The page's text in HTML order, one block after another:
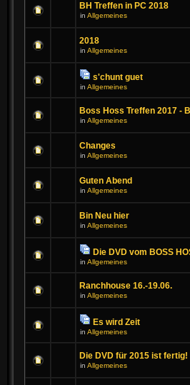
BH Treffen in PC 2018
in Allgemeines
2018
in Allgemeines
s'chunt guet
in Allgemeines
Boss Hoss Treffen 2017 -
in Allgemeines
Changes
in Allgemeines
Guten Abend
in Allgemeines
Bin Neu hier
in Allgemeines
Die DVD vom BOSS
in Allgemeines
Ranchhouse 16.-19.06.
in Allgemeines
Es wird Zeit
in Allgemeines
Die DVD für 2015 ist fertig!
in Allgemeines